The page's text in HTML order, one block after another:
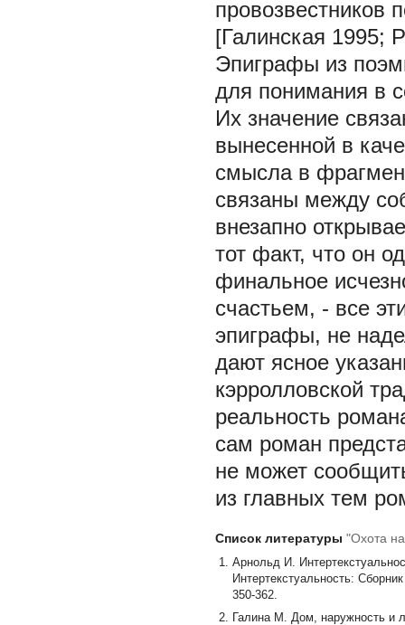
провозвестников
[Галинская 1995;
Эпиграфы из
для понимания в
Их значение
вынесенной в
смысла в
связаны между
внезапно
тот факт, что он
финальное
счастьем, - все
эпиграфы, не
дают ясное
кэрролловской
реальность
сам роман
не может
из главных тем
Список литературы "Охота
Арнольд И.
Интертекстуальность:
350-362.
Галина М. Дом, наружность